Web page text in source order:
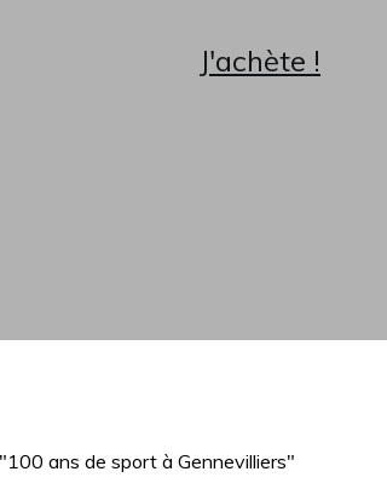
J'achète !
ans de sport à Gennevilliers"